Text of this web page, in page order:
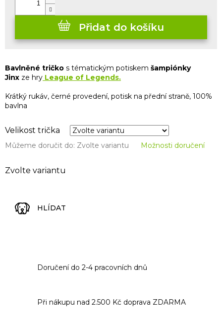
Zvolte variantu
Velikost trička
Můžeme doručit do: Zvolte variantu Možnosti doručení
Přidat do košíku
Bavlněné tričko s tématickým potiskem šampiónky
Jinx ze hry League of Legends.
Krátký rukáv, černé provedení, potisk na přední straně, 100%
bavlna
HLÍDAT
Doručení do 2-4 pracovních dnů
Při nákupu nad 2.500 Kč doprava ZDARMA